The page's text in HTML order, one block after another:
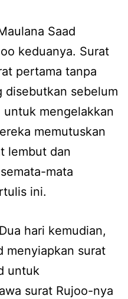
Saad
keduanya. Surat
pertama tanpa
disebutkan sebelum
mengelakkan
memutuskan
lembut dan
mata
ini.
hari kemudian,
menyiapkan surat
untuk
surat Rujoo-nya